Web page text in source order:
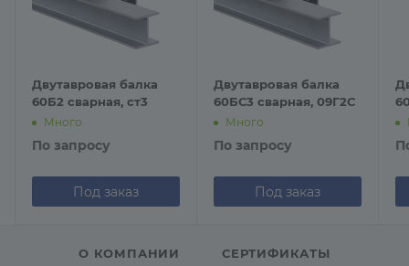
Двутавровая балка
60Б2 сварная, ст3
Много
По запросу
Под заказ
Двутавровая балка
60БС3 сварная, 09Г2С
Много
По запросу
Под заказ
О КОМПАНИИ СЕРТИФИКАТЫ